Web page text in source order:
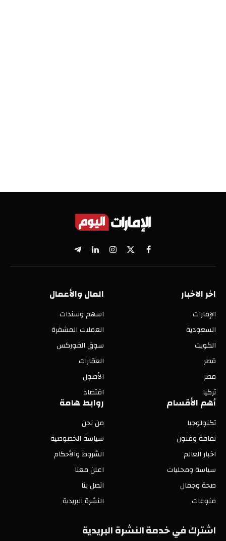
فيسبوك
X
(Twitter)
الانستغراملينكدإنتيلقرام
اخر الاخبار
الإمارات
السعودية
الكويت
قطر
مصر
تركيا
المال والأعمال
اسهم وسندات
العملات المشفرة
سوق الفوركس
العقارات
الأصول
اقتصاد
أهم الأقسام
تكنولوجيا
ثقافة وفنون
اخبار العالم
سياسة ومحليات
صحة وجمال
منوعات
روابط هامة
من نحن
سياسة الخصوصية
الشروط والأحكام
اعلن معنا
اتصل بنا
النشرة البريدية
اشترك في خدمة النشرة البريدية